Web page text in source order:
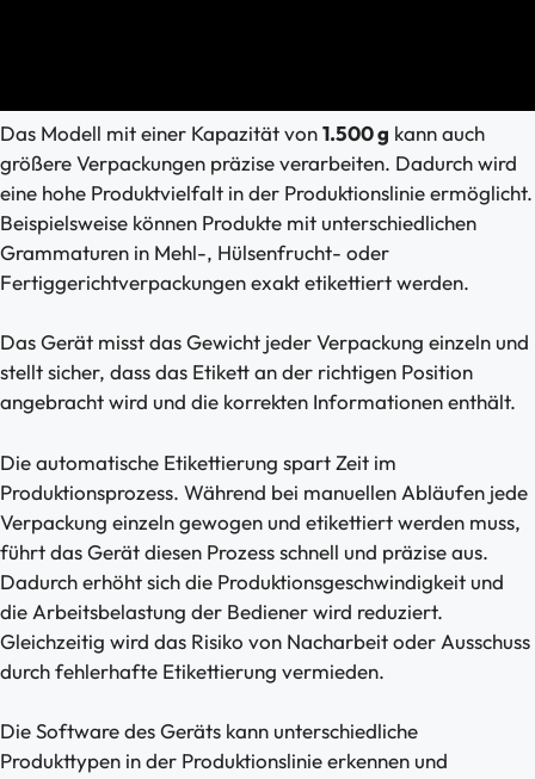
Das Modell mit einer Kapazität von1.500 g kann auch
größere Verpackungen präzise verarbeiten. Dadurch wird
eine hohe Produktvielfalt in der Produktionslinie ermöglicht.
Beispielsweise können Produkte mit unterschiedlichen
Grammaturen in Mehl-, Hülsenfrucht- oder
Fertiggerichtverpackungen exakt etikettiert werden.
Das Gerät misst das Gewicht jeder Verpackung einzeln und
stellt sicher, dass das Etikett an der richtigen Position
angebracht wird und die korrekten Informationen enthält.
Die automatische Etikettierung spart Zeit im
Produktionsprozess. Während bei manuellen Abläufen jede
Verpackung einzeln gewogen und etikettiert werden muss,
führt das Gerät diesen Prozess schnell und präzise aus.
Dadurch erhöht sich die Produktionsgeschwindigkeit und
die Arbeitsbelastung der Bediener wird reduziert.
Gleichzeitig wird das Risiko von Nacharbeit oder Ausschuss
durch fehlerhafte Etikettierung vermieden.
Die Software des Geräts kann unterschiedliche
Produkttypen in der Produktionslinie erkennen und